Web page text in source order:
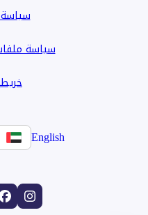
سياسة
English